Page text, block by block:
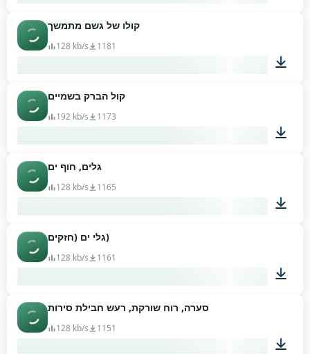
קולו של גשם מתמשך
128 kb/s 1181
קול הברק בשמיים
192 kb/s 1173
גלים, חוף ים
128 kb/s 1165
גלי ים (חזקים)
128 kb/s 1161
סערה, רוח שורקת, רעש חבילת סירות
128 kb/s 1151